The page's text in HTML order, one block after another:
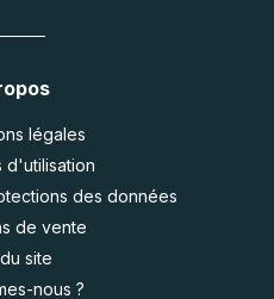
légales
d'utilisation
des données
de vente
site
nous ?